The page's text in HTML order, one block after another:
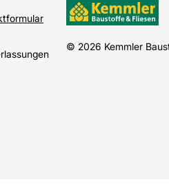
© 2026 Kemmler